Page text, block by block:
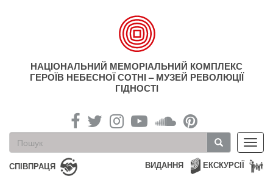
НАЦІОНАЛЬНИЙ МЕМОРІАЛЬНИЙ КОМПЛЕКС
ГЕРОЇВ НЕБЕСНОЇ СОТНІ – МУЗЕЙ РЕВОЛЮЦІЇ
ГІДНОСТІ
Пошукова
форма
Пошук
СПІВПРАЦЯ ЕКСКУРСІЇ
ВИДАННЯ